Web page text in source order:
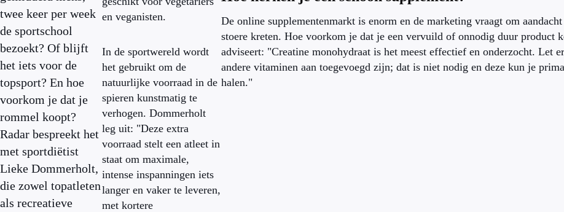
twee keer per week
de sportschool
bezoekt? Of blijft
het iets voor de
topsport? En hoe
voorkom je dat je
rommel koopt?
Radar bespreekt het
met sportdiëtist
Lieke Dommerholt,
die zowel topatleten
als recreatieve
en veganisten.
In de sportwereld wordt
het gebruikt om de
natuurlijke voorraad in de
spieren kunstmatig te
verhogen. Dommerholt
leg uit: "Deze extra
voorraad stelt een atleet in
staat om maximale,
intense inspanningen iets
langer en vaker te leveren,
met kortere
De online supplementenmarkt is enorm en de marketing vraagt om
stoere kreten. Hoe voorkom je dat je een vervuild of onnodig duur product
adviseert: "Creatine monohydraat is het meest effectief en onderzocht. Let
andere vitaminen aan toegevoegd zijn; dat is niet nodig en deze kun je
halen."